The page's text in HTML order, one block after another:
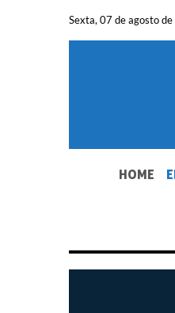
Sexta, 07 de agosto
SEU JORNAL,
HOME